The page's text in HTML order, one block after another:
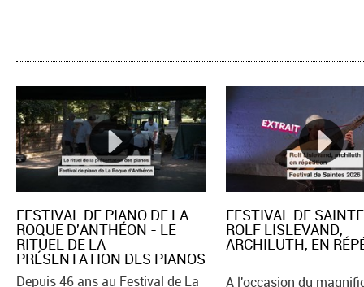
FESTIVAL DE PIANO DE LA
ROQUE D'ANTHÉON - LE
RITUEL DE LA
PRÉSENTATION DES PIANOS
Depuis 46 ans au Festival de La
FESTIVAL DE
ROLF LISLEVAND,
ARCHILUTH, EN
A l'occasion du